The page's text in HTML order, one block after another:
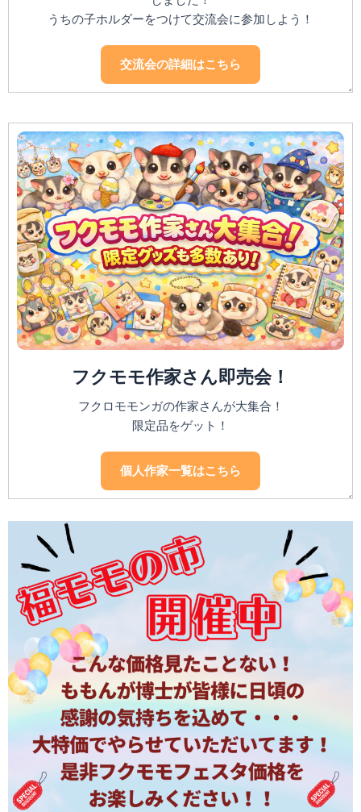
うちの子ホルダーをつけて交流会に参加しよう！
交流会の詳細はこちら
フクモモ作家さん即売会！
フクロモモンガの作家さんが大集合！
限定品をゲット！
個人作家一覧はこちら